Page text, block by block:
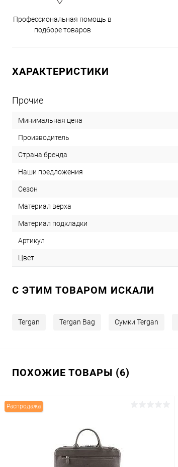
Профессиональная помощь в
подборе товаров
ХАРАКТЕРИСТИКИ
Прочие
Минимальная цена
Производитель
Страна бренда
Наши предложения
Сезон
Материал верха
Материал подкладки
Артикул
Цвет
C ЭТИМ ТОВАРОМ ИСКАЛИ
Tergan Tergan Bag Сумки Tergan
ПОХОЖИЕ ТОВАРЫ (6)
Распродажа